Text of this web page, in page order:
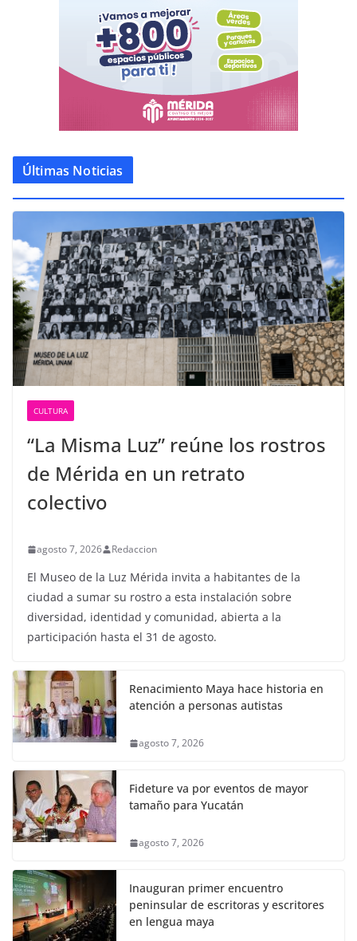
Últimas Noticias
CULTURA
“La Misma Luz” reúne los rostros
de Mérida en un retrato
colectivo
agosto 7, 2026 Redaccion
El Museo de la Luz Mérida invita a habitantes de la
ciudad a sumar su rostro a esta instalación sobre
diversidad, identidad y comunidad, abierta a la
participación hasta el 31 de agosto.
Renacimiento Maya hace historia en
atención a personas autistas
agosto 7, 2026
Fideture va por eventos de mayor
tamaño para Yucatán
agosto 7, 2026
Inauguran primer encuentro
peninsular de escritoras y escritores
en lengua maya